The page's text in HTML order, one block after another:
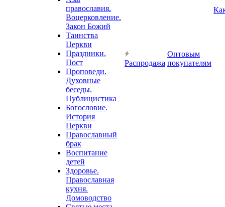
православия.
Воцерковление.
Закон Божий
Таинства
Церкви
Праздники.
Пост
Проповеди.
Духовные
беседы.
Публицистика
Богословие.
История
Церкви
Православный
брак
Воспитание
детей
Здоровье.
Православная
кухня.
Домоводство
Распродажа
Оптовым
покупателям